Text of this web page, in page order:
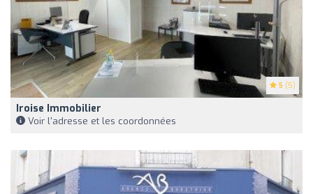
5 (5)
Iroise Immobilier
Voir l'adresse et les coordonnées